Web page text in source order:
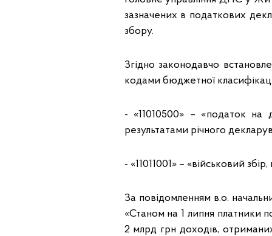
зазначених в податкових
збору.
Згідно законодавчо
кодами бюджетної
- «11010500» – «податок на
результатами річного
- «11011001» – «військовий
За повідомленням в.о.
«Станом на 1 липня платники
2 млрд грн доходів,